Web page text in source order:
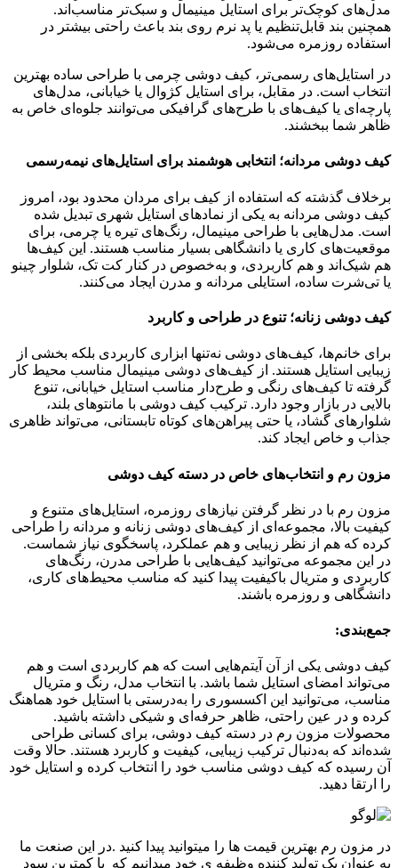
مدل‌های کوچک‌تر برای استایل مینیمال و سبک‌تر مناسب‌اند.
همچنین بند قابل‌تنظیم یا پد نرم روی بند باعث راحتی بیشتر در
استفاده روزمره می‌شود.
در استایل‌های رسمی‌تر، کیف دوشی چرمی با طراحی ساده بهترین
انتخاب است. در مقابل، برای استایل کژوال یا خیابانی، مدل‌های
پارچه‌ای یا کیف‌های با طرح‌های گرافیکی می‌توانند جلوه‌ای خاص به
ظاهر شما ببخشند.
کیف دوشی مردانه؛ انتخابی هوشمند برای استایل‌های نیمه‌رسمی
برخلاف گذشته که استفاده از کیف برای مردان محدود بود، امروز
کیف دوشی مردانه به یکی از نمادهای استایل شهری تبدیل شده
است. مدل‌هایی با طراحی مینیمال، رنگ‌های تیره یا چرمی، برای
موقعیت‌های کاری یا دانشگاهی بسیار مناسب هستند. این کیف‌ها
هم شیک‌اند و هم کاربردی، و به‌خصوص در کنار کت تک، شلوار چینو
یا تی‌شرت ساده، استایلی مردانه و مدرن ایجاد می‌کنند.
کیف دوشی زنانه؛ تنوع در طراحی و کاربرد
برای خانم‌ها، کیف‌های دوشی نه‌تنها ابزاری کاربردی بلکه بخشی از
زیبایی استایل هستند. از کیف‌های دوشی مینیمال مناسب محیط کار
گرفته تا کیف‌های رنگی و طرح‌دار مناسب استایل خیابانی، تنوع
بالایی در بازار وجود دارد. ترکیب کیف دوشی با مانتوهای بلند،
شلوارهای گشاد، یا حتی پیراهن‌های کوتاه تابستانی، می‌تواند ظاهری
جذاب و خاص ایجاد کند.
مزون رم و انتخاب‌های خاص در دسته کیف دوشی
مزون رم با در نظر گرفتن نیازهای روزمره، استایل‌های متنوع و
کیفیت بالا، مجموعه‌ای از کیف‌های دوشی زنانه و مردانه را طراحی
کرده که هم از نظر زیبایی و هم عملکرد، پاسخگوی نیاز شماست.
در این مجموعه می‌توانید کیف‌هایی با طراحی مدرن، رنگ‌های
کاربردی و متریال باکیفیت پیدا کنید که مناسب محیط‌های کاری،
دانشگاهی و روزمره باشند.
جمع‌بندی:
کیف دوشی یکی از آن آیتم‌هایی است که هم کاربردی است و هم
می‌تواند امضای استایل شما باشد. با انتخاب مدل، رنگ و متریال
مناسب، می‌توانید این اکسسوری را به‌درستی با استایل خود هماهنگ
کرده و در عین راحتی، ظاهر حرفه‌ای و شیکی داشته باشید.
محصولات مزون رم در دسته کیف دوشی، برای کسانی طراحی
شده‌اند که به‌دنبال ترکیب زیبایی، کیفیت و کاربرد هستند. حالا وقت
آن رسیده که کیف دوشی مناسب خود را انتخاب کرده و استایل خود
را ارتقا دهید.
در مزون رم بهترین قیمت ها را میتوانید پیدا کنید .در این صنعت ما
به عنوان یک تولید کننده وظیفه ی خود میدانیم که با کمترین سود